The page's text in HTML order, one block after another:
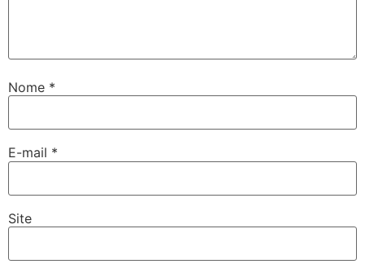
Nome *
E-mail *
Site